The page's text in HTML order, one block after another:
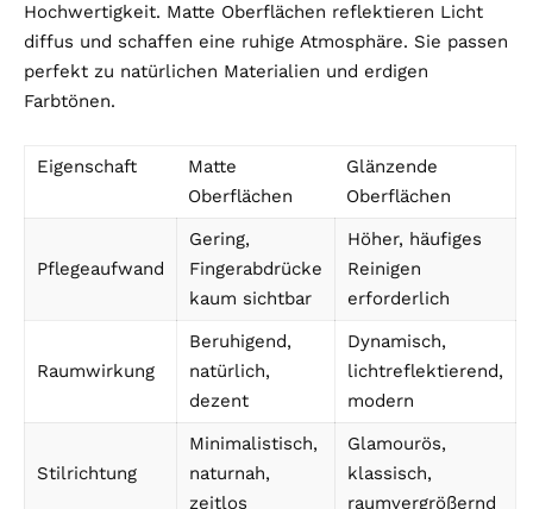
Hochwertigkeit. Matte Oberflächen reflektieren Licht
diffus und schaffen eine ruhige Atmosphäre. Sie passen
perfekt zu natürlichen Materialien und erdigen
Farbtönen.
Eigenschaft
Matte
Oberflächen
Glänzende
Oberflächen
Pflegeaufwand
Gering,
Fingerabdrücke
kaum sichtbar
Höher, häufiges
Reinigen
erforderlich
Raumwirkung
Beruhigend,
natürlich,
dezent
Dynamisch,
lichtreflektierend,
modern
Stilrichtung
Minimalistisch,
naturnah,
zeitlos
Glamourös,
klassisch,
raumvergrößernd